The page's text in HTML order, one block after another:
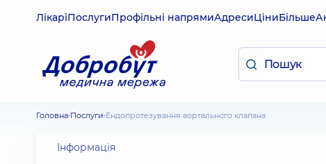
ЛікаріПослугиПрофільні напрямиАдресиЦіниБільше
Головна Послуги Ендопротезування аортального клапана
Інформація